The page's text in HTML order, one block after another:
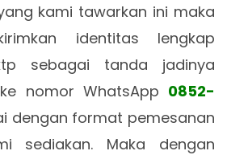
kami tawarkan ini maka
identitas lengkap
sebagai tanda jadinya
nomor WhatsApp 0852-
dengan format pemesanan
sediakan. Maka dengan